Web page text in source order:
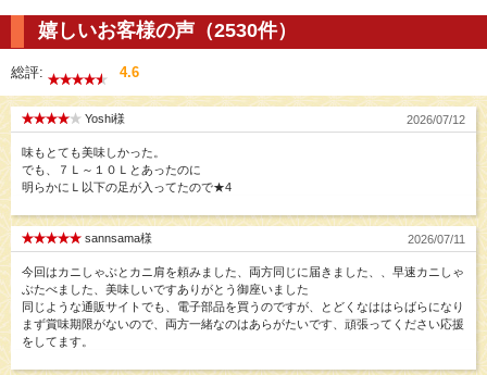
嬉しいお客様の声（2530件）
総評: 4.6
Yoshi様 2026/07/12
味もとても美味しかった。
でも、７Ｌ～１０Ｌとあったのに
明らかにＬ以下の足が入ってたので★4
sannsama様 2026/07/11
今回はカニしゃぶとカニ肩を頼みました、両方同じに届きました、、早速カニしゃ
ぶたべました、美味しいですありがとう御座いました
同じような通販サイトでも、電子部品を買うのですが、とどくなははらばらになり
まず賞味期限がないので、両方一緒なのはあらがたいです、頑張ってください応援
をしてます。